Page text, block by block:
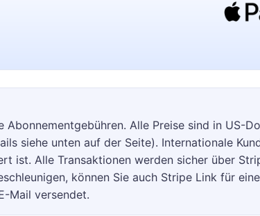
Alle Preise sind in US-
siehe unten auf der Seite). Internationale
ist. Alle Transaktionen werden sicher über
können Sie auch Stripe Link für
Mail versendet.